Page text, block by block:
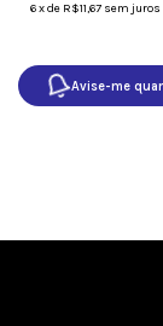
6xde R$11,67 sem juros
Avise-me